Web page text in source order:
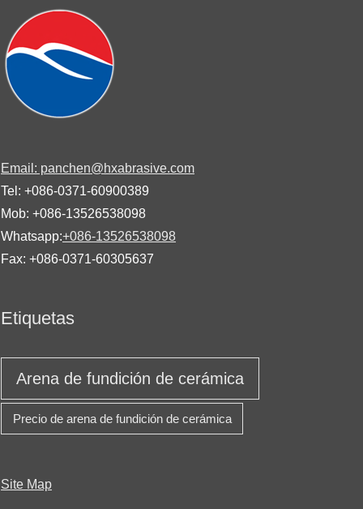
Email: panchen@hxabrasive.com
Tel: +086-0371-60900389
Mob: +086-13526538098
Whatsapp:+086-13526538098
Fax: +086-0371-60305637
Etiquetas
Arena de fundición de cerámica
Precio de arena de fundición de cerámica
Site Map